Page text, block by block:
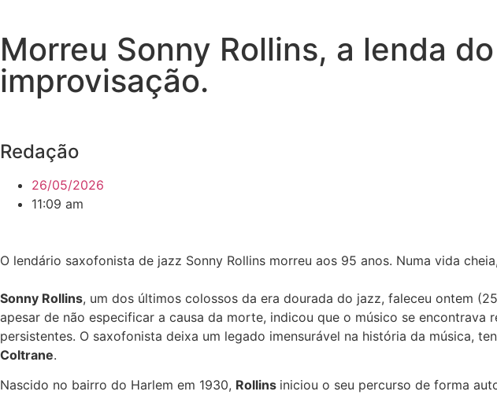
Morreu Sonny Rollins, a lenda
improvisação.
Redação
26/05/2026
11:09 am
O lendário saxofonista de jazz Sonny Rollins morreu aos 95 anos. Numa vida
Sonny Rollins, um dos últimos colossos da era dourada do jazz, faleceu ontem
apesar de não especificar a causa da morte, indicou que o músico se
persistentes. O saxofonista deixa um legado imensurável na história da música,
Coltrane.
Nascido no bairro do Harlem em 1930, Rollins iniciou o seu percurso de forma